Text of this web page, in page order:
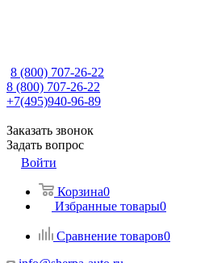
8 (800) 707-26-22
8 (800) 707-26-22
+7(495)940-96-89
Заказать звонок
Задать вопрос
Войти
Корзина0
Избранные товары0
Сравнение товаров0